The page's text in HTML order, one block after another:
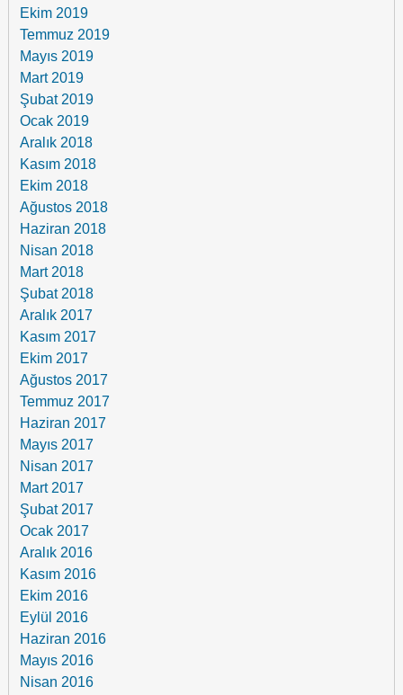
Ekim 2019
Temmuz 2019
Mayıs 2019
Mart 2019
Şubat 2019
Ocak 2019
Aralık 2018
Kasım 2018
Ekim 2018
Ağustos 2018
Haziran 2018
Nisan 2018
Mart 2018
Şubat 2018
Aralık 2017
Kasım 2017
Ekim 2017
Ağustos 2017
Temmuz 2017
Haziran 2017
Mayıs 2017
Nisan 2017
Mart 2017
Şubat 2017
Ocak 2017
Aralık 2016
Kasım 2016
Ekim 2016
Eylül 2016
Haziran 2016
Mayıs 2016
Nisan 2016